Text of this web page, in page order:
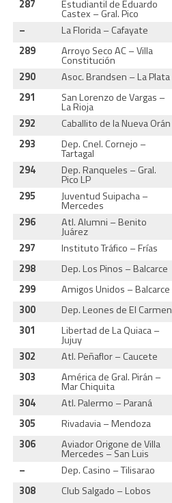
287 Estudiantil de Eduardo
Castex – Gral. Pico
–
La Florida – Cafayate
289
Arroyo Seco AC – Villa
Constitución
290
Asoc. Brandsen – La Plata
291
San Lorenzo de Vargas –
La Rioja
292
Caballito de la Nueva Orán
293
Dep. Cnel. Cornejo –
Tartagal
294
Dep. Ranqueles – Gral.
Pico LP
295
Juventud Suipacha –
Mercedes
296
Atl. Alumni – Benito
Juárez
297
Instituto Tráfico – Frías
298
Dep. Los Pinos – Balcarce
299
Amigos Unidos – Balcarce
300
Dep. Leones de El Carmen
301
Libertad de La Quiaca –
Jujuy
302
Atl. Peñaflor – Caucete
303
América de Gral. Pirán –
Mar Chiquita
304
Atl. Palermo – Paraná
305
Rivadavia – Mendoza
306
Aviador Origone de Villa
Mercedes – San Luis
–
Dep. Casino – Tilisarao
308
Club Salgado – Lobos